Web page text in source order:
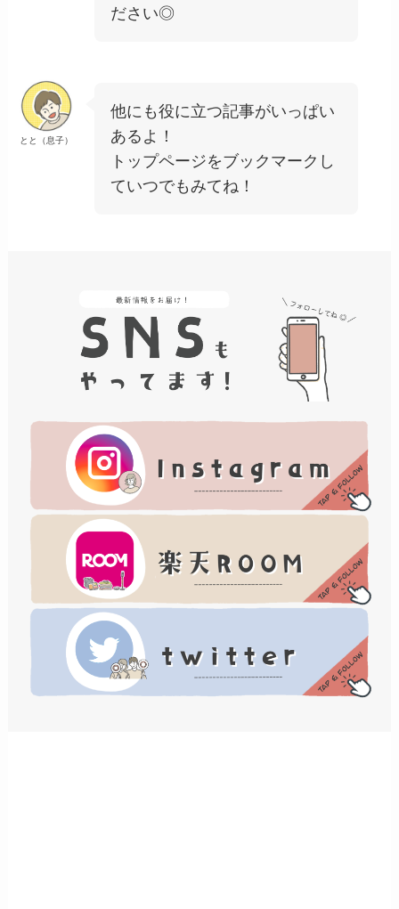
ださい◎
とと（息子）
他にも役に立つ記事がいっぱい
あるよ！
トップページをブックマークし
ていつでもみてね！